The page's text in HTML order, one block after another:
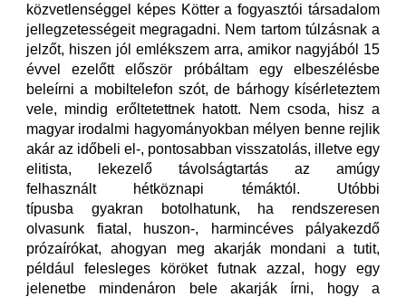
közvetlenséggel képes Kötter a fogyasztói társadalom
jellegzetességeit megragadni. Nem tartom túlzásnak a
jelzőt, hiszen jól emlékszem arra, amikor nagyjából 15
évvel ezelőtt először próbáltam egy elbeszélésbe
beleírni a mobiltelefon szót, de bárhogy kísérleteztem
vele, mindig erőltetettnek hatott. Nem csoda, hisz a
magyar irodalmi hagyományokban mélyen benne rejlik
akár az időbeli el-, pontosabban visszatolás, illetve egy
elitista, lekezelő távolságtartás az amúgy
felhasznált hétköznapi témáktól. Utóbbi
típusba gyakran botolhatunk, ha rendszeresen
olvasunk fiatal, huszon-, harmincéves pályakezdő
prózaírókat, ahogyan meg akarják mondani a tutit,
például felesleges köröket futnak azzal, hogy egy
jelenetbe mindenáron bele akarják írni, hogy a